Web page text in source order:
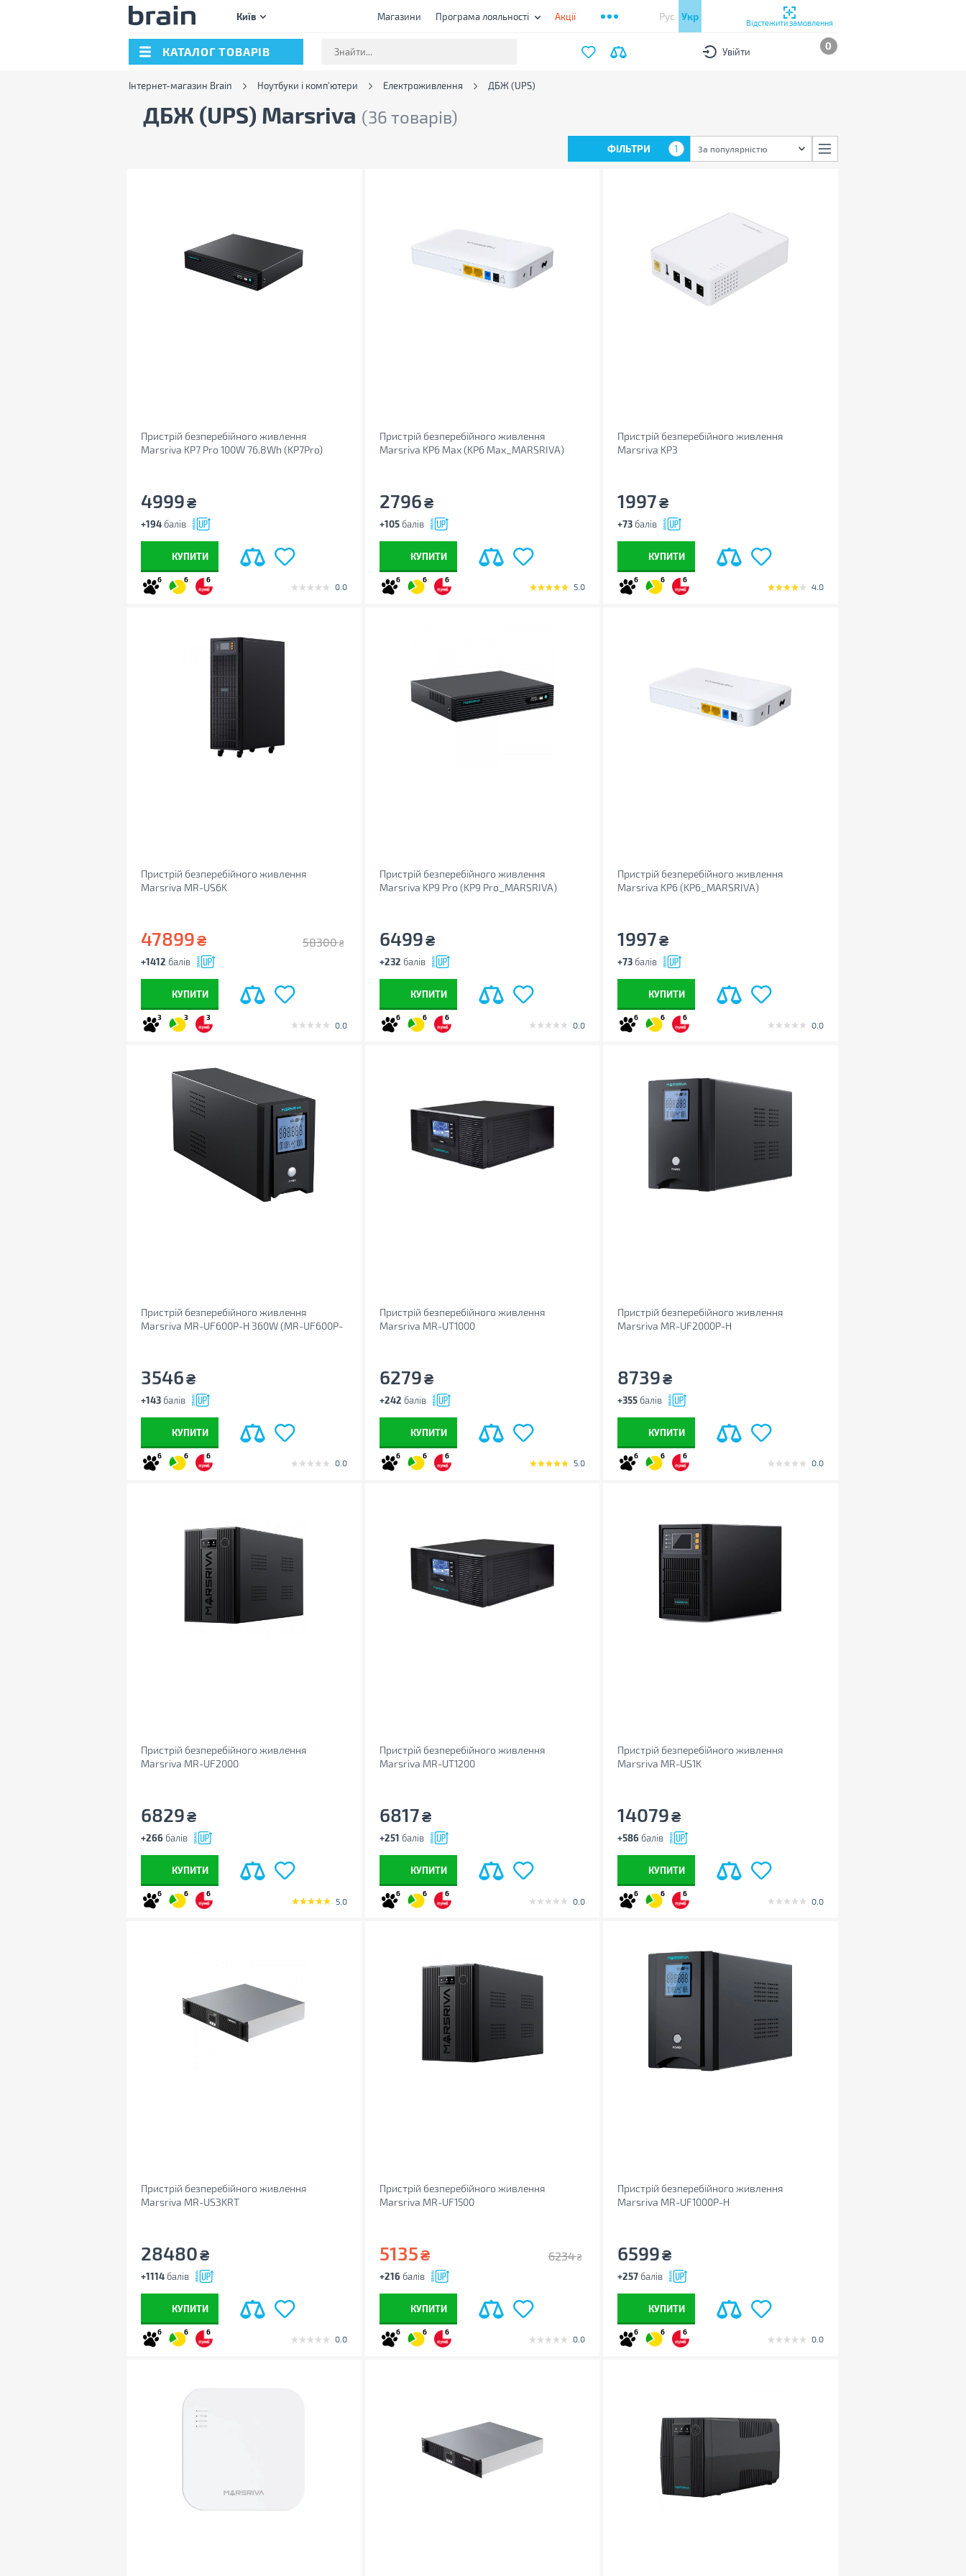
Київ Магазини Програма лояльності Акції Рус Укр
Відстежити замовлення
КАТАЛОГ ТОВАРІВ Увійти 0
Інтернет-магазин Brain Ноутбуки і комп'ютери Електроживлення ДБЖ (UPS)
ДБЖ (UPS) Marsriva (36 товарів)
ФІЛЬТРИ 1 За популярністю
Пристрій безперебійного живлення
Marsriva KP7 Pro 100W 76.8Wh (KP7Pro)
4999₴
+194 балів
КУПИТИ
6 6 6
0.0
Пристрій безперебійного живлення
Marsriva KP6 Max (KP6 Max_MARSRIVA)
2796₴
+105балів
КУПИТИ
6 6 6
5.0
Пристрій безперебійного живлення
Marsriva KP3
1997₴
+73 балів
КУПИТИ
6 6 6
4.0
Пристрій безперебійного живлення
Marsriva MR-US6K
47899₴ 58300 ₴
+1412 балів
КУПИТИ
3 3 3
0.0
Пристрій безперебійного живлення
Marsriva KP9 Pro (KP9 Pro_MARSRIVA)
6499₴
+232 балів
КУПИТИ
6 6 6
0.0
Пристрій безперебійного живлення
Marsriva KP6 (KP6_MARSRIVA)
1997₴
+73 балів
КУПИТИ
6 6 6
0.0
Пристрій безперебійного живлення
Marsriva MR-UF600P-H 360W (MR-UF600P-
3546₴
+143 балів
КУПИТИ
6 6 6
0.0
Пристрій безперебійного живлення
Marsriva MR-UT1000
6279₴
+242 балів
КУПИТИ
6 6 6
5.0
Пристрій безперебійного живлення
Marsriva MR-UF2000P-H
8739₴
+355 балів
КУПИТИ
6 6 6
0.0
Пристрій безперебійного живлення
Marsriva MR-UF2000
6829₴
+266 балів
КУПИТИ
6 6 6
5.0
Пристрій безперебійного живлення
Marsriva MR-UT1200
6817₴
+251 балів
КУПИТИ
6 6 6
0.0
Пристрій безперебійного живлення
Marsriva MR-US1K
14079₴
+586 балів
КУПИТИ
6 6 6
0.0
Пристрій безперебійного живлення
Marsriva MR-US3KRT
28480₴
+1114 балів
КУПИТИ
6 6 6
0.0
Пристрій безперебійного живлення
Marsriva MR-UF1500
5135₴ 6234 ₴
+216 балів
КУПИТИ
6 6 6
0.0
Пристрій безперебійного живлення
Marsriva MR-UF1000P-H
6599₴
+257 балів
КУПИТИ
6 6 6
0.0